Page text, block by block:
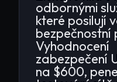
odbornými
které posilují
bezpečnostní
Vyhodnocení
zabezpečení
na $600,